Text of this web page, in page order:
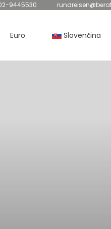
9445530
Euro Slovenčina